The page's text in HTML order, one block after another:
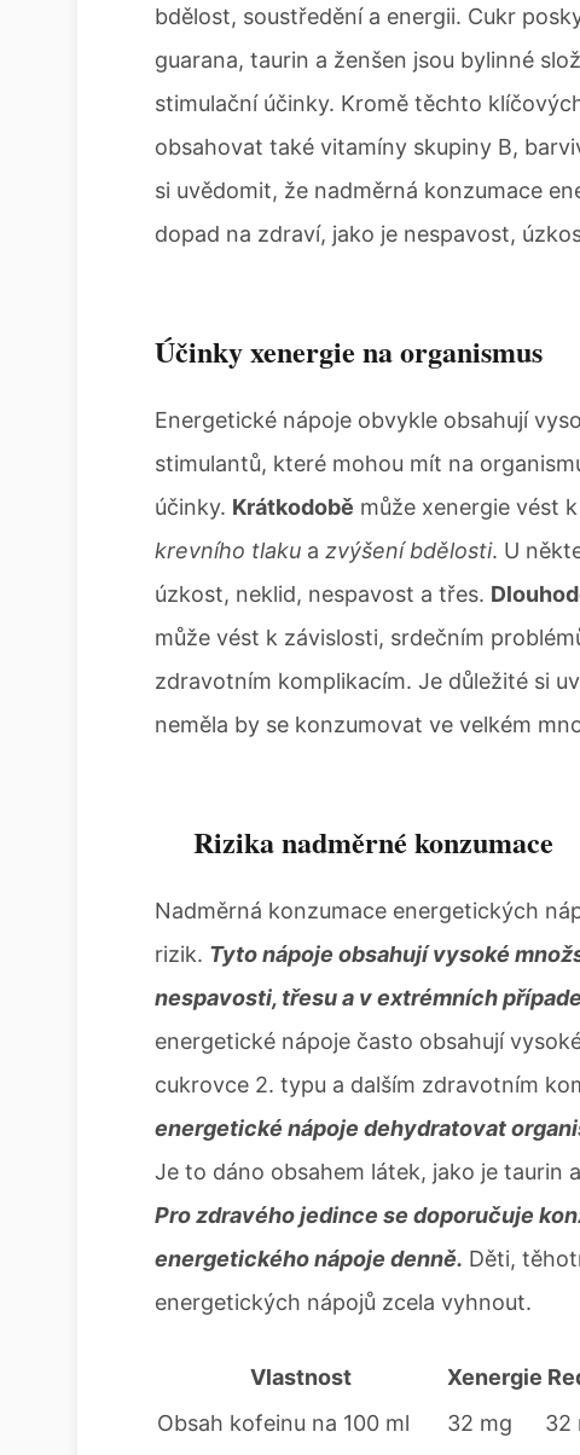
bdělost, soustředění a energii. Cukr
guarana, taurin a ženšen jsou bylinné
stimulační účinky. Kromě těchto
obsahovat také vitamíny skupiny B,
si uvědomit, že nadměrná konzumace
dopad na zdraví, jako je nespavost,
Účinky xenergie na organismus
Energetické nápoje obvykle obsahují
stimulantů, které mohou mít na
účinky. Krátkodobě může xenergie vést k
krevního tlaku a zvýšení bdělosti. U
úzkost, neklid, nespavost a třes.
může vést k závislosti, srdečním
zdravotním komplikacím. Je důležité si
neměla by se konzumovat ve velkém
Rizika nadměrné konzumace
Nadměrná konzumace energetických
rizik. Tyto nápoje obsahují vysoké
nespavosti, třesu a v extrémních
energetické nápoje často obsahují
cukrovce 2. typu a dalším zdravotním
energetické nápoje dehydratovat
Je to dáno obsahem látek, jako je taurin
Pro zdravého jedince se doporučuje
energetického nápoje denně. Děti,
energetických nápojů zcela vyhnout.
Vlastnost Xenergie
Obsah kofeinu na 100 ml
32 mg 32